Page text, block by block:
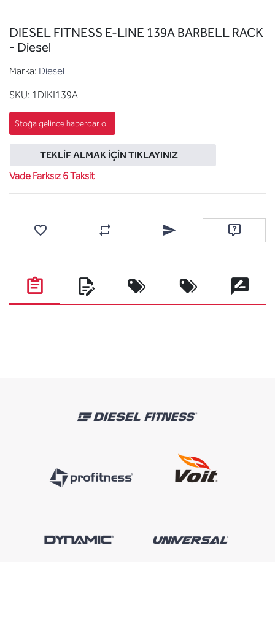
DIESEL FITNESS E-LINE 139A BARBELL RACK
- Diesel
Marka: Diesel
SKU: 1DIKI139A
TEKLIF ALMAK İÇIN TIKLAYINIZ
Vade Farksız 6 Taksit
Karşılaştırma listesine ekleArkadaşına e-posta ile
Soru sor